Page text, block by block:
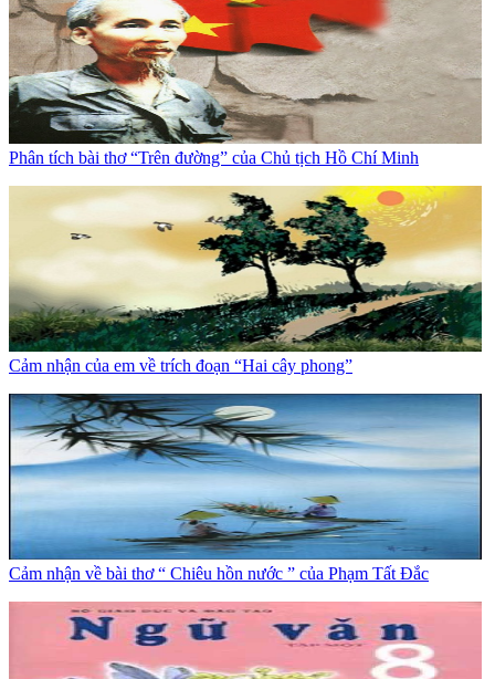
Phân tích bài thơ “Trên đường” của Chủ tịch Hồ Chí Minh
Cảm nhận của em về trích đoạn “Hai cây phong”
Cảm nhận về bài thơ “ Chiêu hồn nước ” của Phạm Tất Đắc